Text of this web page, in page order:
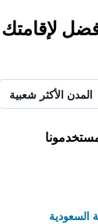
المدن الأكثر شعبية
السعودية